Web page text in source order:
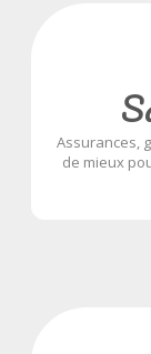
Assurances,
de mieux